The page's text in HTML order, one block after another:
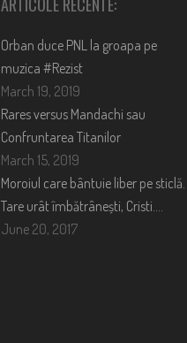
Orban duce PNL la groapa pe
muzica #Rezist
March 19, 2019
Rares versus Mandachi sau
Confruntarea Titanilor
March 15, 2019
Moroiul care bântuie liber pe sticlă.
Tare urât îmbătrânești, Cristi….
June 20, 2017